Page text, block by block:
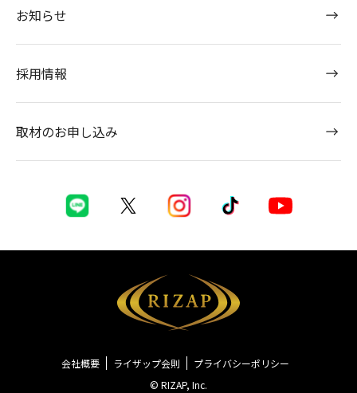
お知らせ
採用情報
取材のお申し込み
会社概要 ライザップ会則
プライバシーポリシー
© RIZAP, Inc.